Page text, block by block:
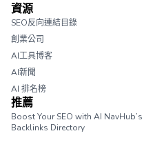
資源
SEO反向連結目錄
創業公司
AI工具博客
AI新聞
AI 排名榜
推薦
Boost Your SEO with AI NavHub’s
Backlinks Directory